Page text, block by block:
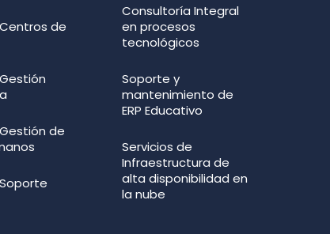
de
de
Consultoría Integral
en procesos
tecnológicos
Soporte y
mantenimiento de
ERP Educativo
Servicios de
Infraestructura de
alta disponibilidad en
la nube